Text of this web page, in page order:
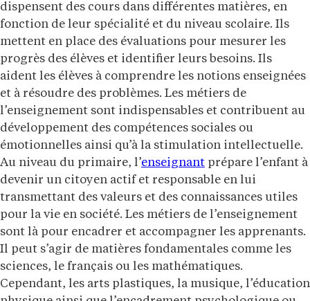
dispensent des cours dans différentes matières, en
fonction de leur spécialité et du niveau scolaire. Ils
mettent en place des évaluations pour mesurer les
progrès des élèves et identifier leurs besoins. Ils
aident les élèves à comprendre les notions enseignées
et à résoudre des problèmes. Les métiers de
l’enseignement sont indispensables et contribuent au
développement des compétences sociales ou
émotionnelles ainsi qu’à la stimulation intellectuelle.
Au niveau du primaire, l’enseignant prépare l’enfant à
devenir un citoyen actif et responsable en lui
transmettant des valeurs et des connaissances utiles
pour la vie en société. Les métiers de l’enseignement
sont là pour encadrer et accompagner les apprenants.
Il peut s’agir de matières fondamentales comme les
sciences, le français ou les mathématiques.
Cependant, les arts plastiques, la musique, l’éducation